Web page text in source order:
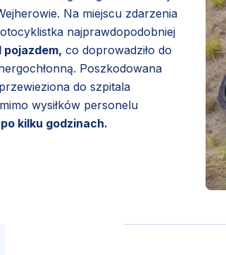
Na miejscu zdarzenia
najprawdopodobniej
pojazdem, co doprowadziło do
Poszkodowana
do szpitala
wysiłków personelu
po kilku godzinach.